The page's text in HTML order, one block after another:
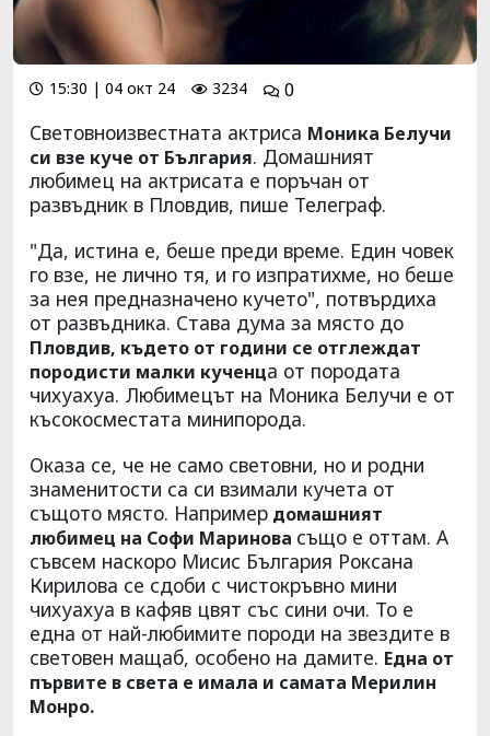
15:30 | 04 окт 24 3234 0
Световноизвестната актриса Моника Белучи
си взе куче от България. Домашният
любимец на актрисата е поръчан от
развъдник в Пловдив, пише Телеграф.
"Да, истина е, беше преди време. Един човек
го взе, не лично тя, и го изпратихме, но беше
за нея предназначено кучето", потвърдиха
от развъдника. Става дума за място до
Пловдив, където от години се отглеждат
породисти малки кученца от породата
чихуахуа. Любимецът на Моника Белучи е от
късокосместата минипорода.
Оказа се, че не само световни, но и родни
знаменитости са си взимали кучета от
същото място. Например домашният
любимец на Софи Маринова също е оттам. А
съвсем наскоро Мисис България Роксана
Кирилова се сдоби с чистокръвно мини
чихуахуа в кафяв цвят със сини очи. То е
една от най-любимите породи на звездите в
световен мащаб, особено на дамите. Една от
първите в света е имала и самата Мерилин
Монро.